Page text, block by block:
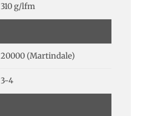
310 g/lfm
20000 (Martindale)
3-4